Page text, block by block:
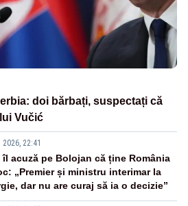
doi bărbați, suspectați că
Vučić
2026, 22:41
îl acuză pe Bolojan că ține România
„Premier și ministru interimar la
dar nu are curaj să ia o decizie”